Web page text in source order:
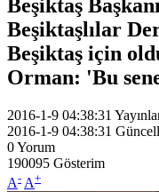
Beşiktaş
Beşiktaşlılar
Beşiktaş için
Orman: 'Bu
2016-1-9 04:38:31
2016-1-9 04:38:31
0Yorum
190095 Gösterim
A- A+